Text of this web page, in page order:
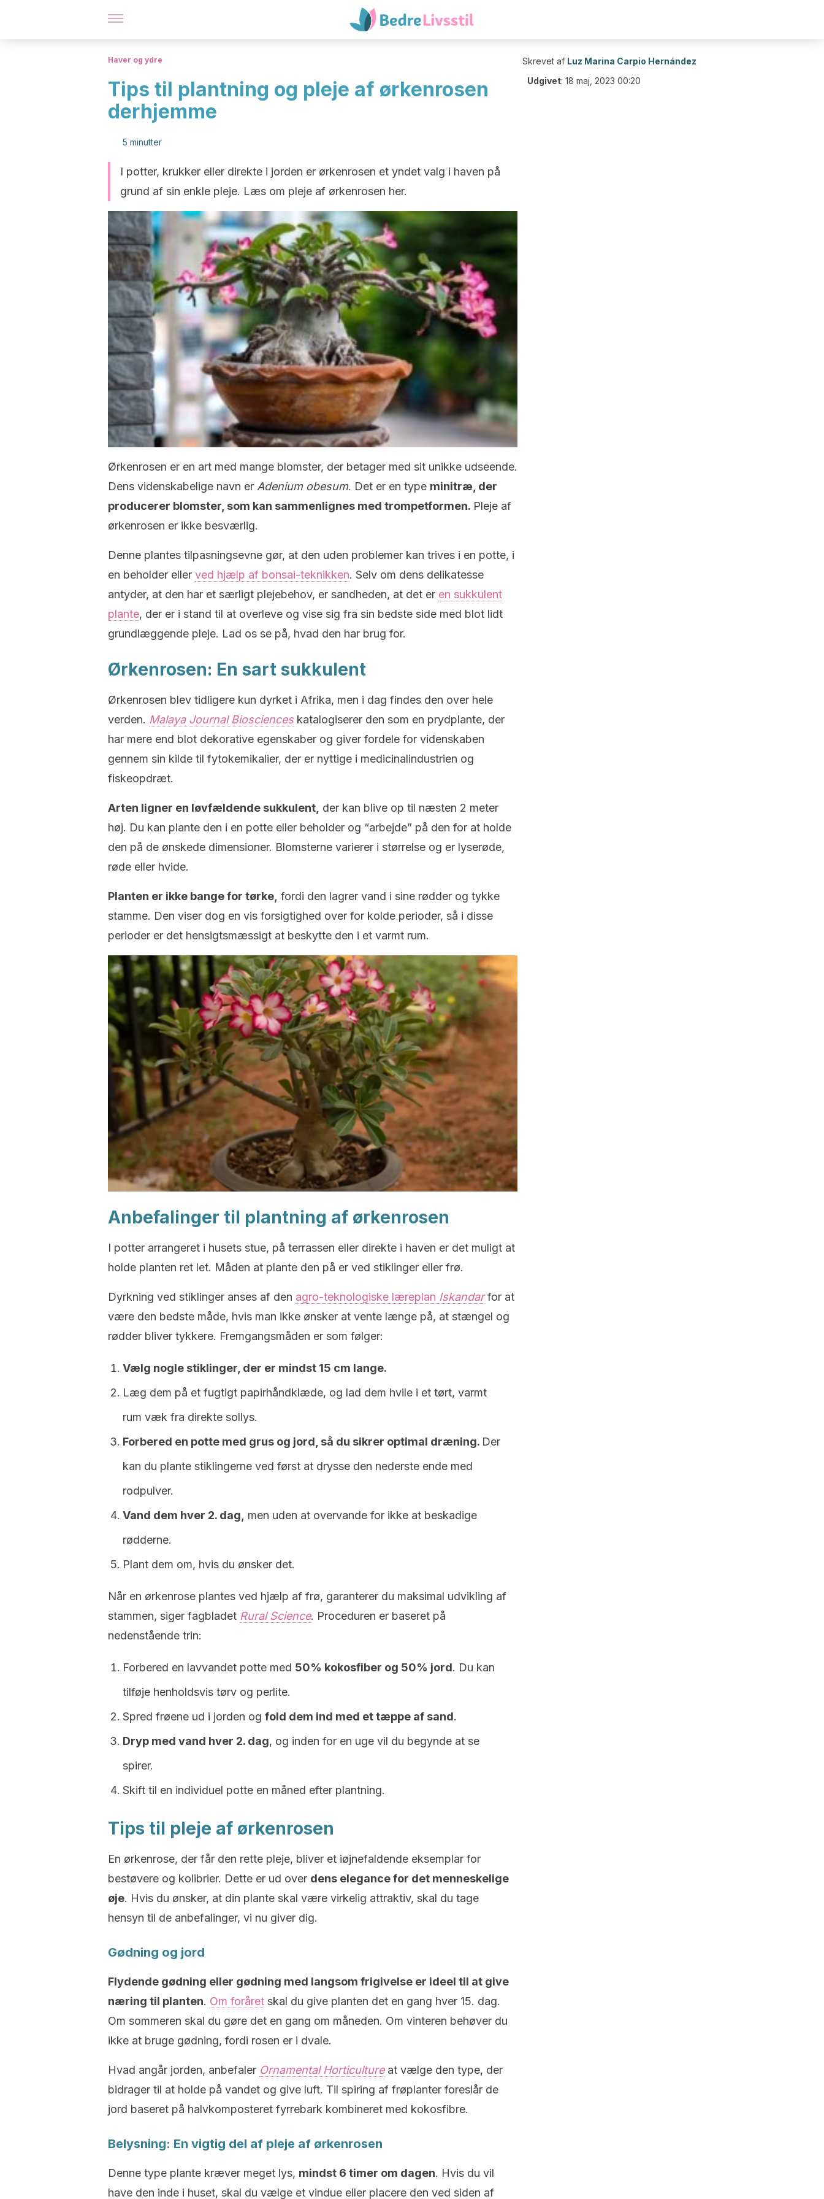
Haver og ydre
Tips til plantning og pleje af ørkenrosen
derhjemme
5 minutter
I potter, krukker eller direkte i jorden er ørkenrosen et yndet valg i haven på
grund af sin enkle pleje. Læs om pleje af ørkenrosen her.
Ørkenrosen er en art med mange blomster, der betager med sit unikke udseende.
Dens videnskabelige navn er Adenium obesum. Det er en type minitræ, der
producerer blomster, som kan sammenlignes med trompetformen. Pleje af
ørkenrosen er ikke besværlig.
Denne plantes tilpasningsevne gør, at den uden problemer kan trives i en potte, i
en beholder eller ved hjælp af bonsai-teknikken. Selv om dens delikatesse
antyder, at den har et særligt plejebehov, er sandheden, at det er en sukkulent
plante, der er i stand til at overleve og vise sig fra sin bedste side med blot lidt
grundlæggende pleje. Lad os se på, hvad den har brug for.
Ørkenrosen: En sart sukkulent
Ørkenrosen blev tidligere kun dyrket i Afrika, men i dag findes den over hele
verden. Malaya Journal Biosciences katalogiserer den som en prydplante, der
har mere end blot dekorative egenskaber og giver fordele for videnskaben
gennem sin kilde til fytokemikalier, der er nyttige i medicinalindustrien og
fiskeopdræt.
Arten ligner en løvfældende sukkulent, der kan blive op til næsten 2 meter
høj. Du kan plante den i en potte eller beholder og “arbejde” på den for at holde
den på de ønskede dimensioner. Blomsterne varierer i størrelse og er lyserøde,
røde eller hvide.
Planten er ikke bange for tørke, fordi den lagrer vand i sine rødder og tykke
stamme. Den viser dog en vis forsigtighed over for kolde perioder, så i disse
perioder er det hensigtsmæssigt at beskytte den i et varmt rum.
Anbefalinger til plantning af ørkenrosen
I potter arrangeret i husets stue, på terrassen eller direkte i haven er det muligt at
holde planten ret let. Måden at plante den på er ved stiklinger eller frø.
Dyrkning ved stiklinger anses af den agro-teknologiske læreplan Iskandarfor at
være den bedste måde, hvis man ikke ønsker at vente længe på, at stængel og
rødder bliver tykkere. Fremgangsmåden er som følger:
Vælg nogle stiklinger, der er mindst 15 cm lange.
Læg dem på et fugtigt papirhåndklæde, og lad dem hvile i et tørt, varmt
rum væk fra direkte sollys.
Forbered en potte med grus og jord, så du sikrer optimal dræning. Der
kan du plante stiklingerne ved først at drysse den nederste ende med
rodpulver.
Vand dem hver 2. dag,
men uden at overvande for ikke at beskadige
rødderne.
Plant dem om, hvis du ønsker det.
Når en ørkenrose plantes ved hjælp af frø, garanterer du maksimal udvikling af
stammen, siger fagbladet Rural Science. Proceduren er baseret på
nedenstående trin:
Forbered en lavvandet potte med 50% kokosfiber og 50% jord. Du kan
tilføje henholdsvis tørv og perlite.
Spred frøene ud i jorden og fold dem ind med et tæppe af sand.
Dryp med vand hver 2. dag, og inden for en uge vil du begynde at se
spirer.
Skift til en individuel potte en måned efter plantning.
Tips til pleje af ørkenrosen
En ørkenrose, der får den rette pleje, bliver et iøjnefaldende eksemplar for
bestøvere og kolibrier. Dette er ud over dens elegance for det menneskelige
øje. Hvis du ønsker, at din plante skal være virkelig attraktiv, skal du tage
hensyn til de anbefalinger, vi nu giver dig.
Gødning og jord
Flydende gødning eller gødning med langsom frigivelse er ideel til at give
næring til planten. Om foråret skal du give planten det en gang hver 15. dag.
Om sommeren skal du gøre det en gang om måneden. Om vinteren behøver du
ikke at bruge gødning, fordi rosen er i dvale.
Hvad angår jorden, anbefaler Ornamental Horticultureat vælge den type, der
bidrager til at holde på vandet og give luft. Til spiring af frøplanter foreslår de
jord baseret på halvkomposteret fyrrebark kombineret med kokosfibre.
Belysning: En vigtig del af pleje af ørkenrosen
Denne type plante kræver meget lys, mindst 6 timer om dagen. Hvis du vil
have den inde i huset, skal du vælge et vindue eller placere den ved siden af
Skrevet af Luz Marina Carpio Hernández
Udgivet: 18 maj, 2023 00:20